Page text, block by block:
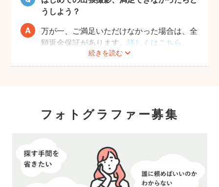
うしよう？
続きを読む
万が一、ご満足いただけなかった場合は、全
額返金保証があります。詳しくはこちら
フォトグラファー募集